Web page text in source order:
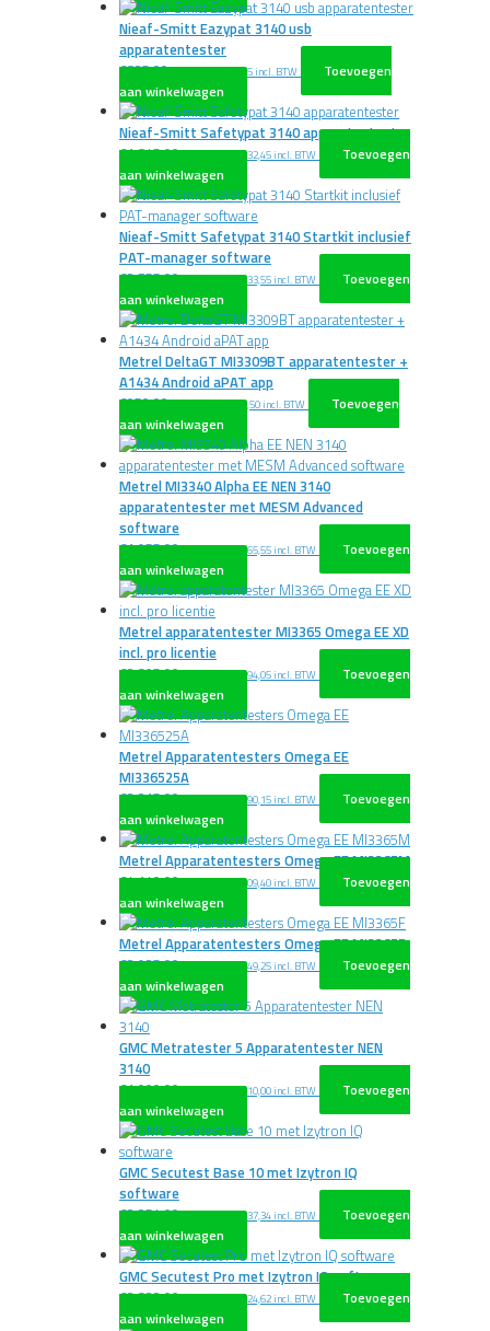
Nieaf-Smitt Eazypat 3140 usb
apparatentester
€825,00 excl. BTW€998,25 incl. BTW
Toevoegen
aan winkelwagen
Nieaf-Smitt Safetypat 3140 apparatentester
€1.845,00 excl. BTW€2.232,45 incl. BTW
Toevoegen
aan winkelwagen
Nieaf-Smitt Safetypat 3140 Startkit inclusief
PAT-manager software
€2.755,00 excl. BTW€3.333,55 incl. BTW
Toevoegen
aan winkelwagen
Metrel DeltaGT MI3309BT apparatentester +
A1434 Android aPAT app
€950,00 excl. BTW€1.149,50 incl. BTW
Toevoegen
aan winkelwagen
Metrel MI3340 Alpha EE NEN 3140
apparatentester met MESM Advanced
software
€1.955,00 excl. BTW€2.365,55 incl. BTW
Toevoegen
aan winkelwagen
Metrel apparatentester MI3365 Omega EE XD
incl. pro licentie
€2.805,00 excl. BTW€3.394,05 incl. BTW
Toevoegen
aan winkelwagen
Metrel Apparatentesters Omega EE
MI336525A
€3.215,00 excl. BTW€3.890,15 incl. BTW
Toevoegen
aan winkelwagen
Metrel Apparatentesters Omega EE MI3365M
€4.140,00 excl. BTW€5.009,40 incl. BTW
Toevoegen
aan winkelwagen
Metrel Apparatentesters Omega EE MI3365F
€3.925,00 excl. BTW€4.749,25 incl. BTW
Toevoegen
aan winkelwagen
GMC Metratester 5 Apparatentester NEN
3140
€1.000,00 excl. BTW€1.210,00 incl. BTW
Toevoegen
aan winkelwagen
GMC Secutest Base 10 met Izytron IQ
software
€3.254,00 excl. BTW€3.937,34 incl. BTW
Toevoegen
aan winkelwagen
GMC Secutest Pro met Izytron IQ software
€3.822,00 excl. BTW€4.624,62 incl. BTW
Toevoegen
aan winkelwagen